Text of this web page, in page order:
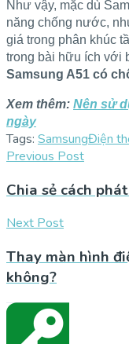
Như vậy, mặc dù
năng chống nước,
giá trong phân khúc
trong bài hữu ích với
Samsung A51 có
Xem thêm: Nên sử
ngày
Tags: SamsungĐiện
Previous Post
Chia sẻ cách
Next Post
Thay màn hình
không?